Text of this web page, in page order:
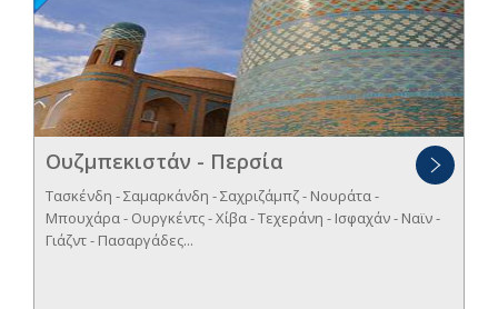
Ουζμπεκιστάν - Περσία
Τασκένδη - Σαμαρκάνδη - Σαχριζάμπζ - Νουράτα -
Μπουχάρα - Ουργκέντς - Χίβα - Τεχεράνη - Ισφαχάν - Ναϊν -
Γιάζντ - Πασαργάδες...